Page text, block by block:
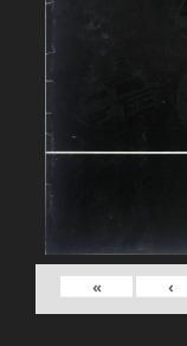
›
»